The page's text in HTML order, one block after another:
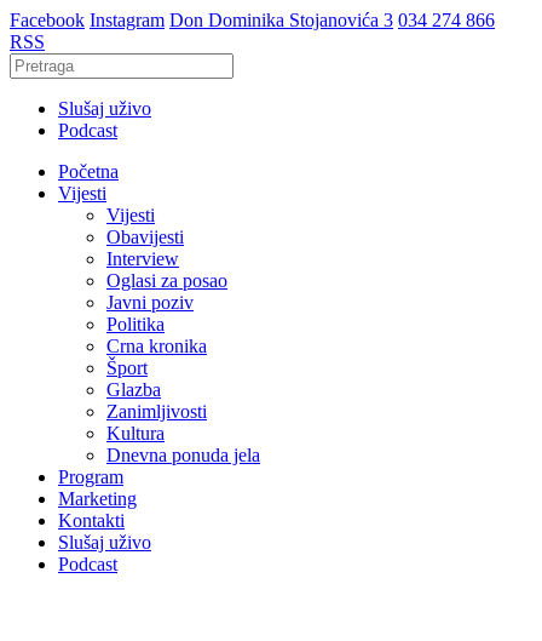
Facebook Instagram Don Dominika Stojanovića 3 034 274 866
RSS
Slušaj uživo
Podcast
Početna
Vijesti
Vijesti
Obavijesti
Interview
Oglasi za posao
Javni poziv
Politika
Crna kronika
Šport
Glazba
Zanimljivosti
Kultura
Dnevna ponuda jela
Program
Marketing
Kontakti
Slušaj uživo
Podcast